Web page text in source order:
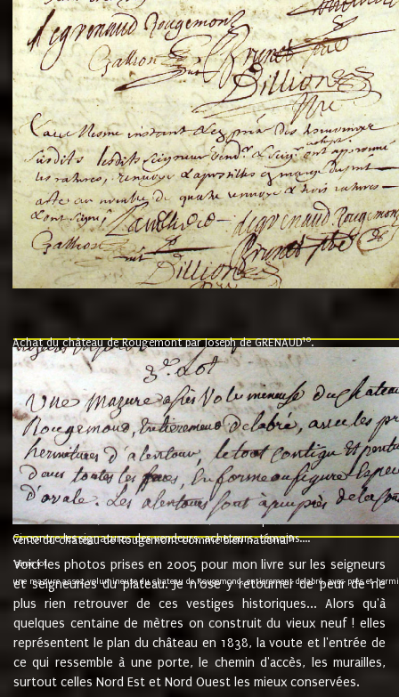
Achat du château de Rougemont par Joseph de GRENAUD10.
"l'an mil six cent soixante treze le ving neuvième jour du mois de
nommé fut présent Messire Claude Guillaume de Moyriat chevalier baron
vend, purement simplement et irrevocablement a monseigneur monsieur
et chavannes conseiller du roy au parlement de Bourgogne, present et
que le dit seigneur Baron de la Vellière a sur ses hommes, indivisables et
de la Velliere tout ainsi et comme le dit seigneur Baron et ses
présent......"
suivent les rentes, donation des terriers, etc... au prix de 880 livre louis
Ci contre les signatures des vendeurs, acheteurs, témoins....
vente du château de Rougemont comme bien national9.
"3ème lot
une mazure assez volumineuse du chateau de Rougemond, entierement delabré, avec près et
Voici les photos prises en 2005 pour mon livre sur les seigneurs
et seigneuries du plateau. Je n'ose y retourner de peur de ne
plus rien retrouver de ces vestiges historiques... Alors qu'à
quelques centaine de mètres on construit du vieux neuf ! elles
représentent le plan du château en 1838, la voute et l'entrée de
ce qui ressemble à une porte, le chemin d'accès, les murailles,
surtout celles Nord Est et Nord Ouest les mieux conservées.